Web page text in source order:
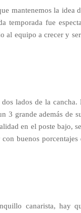
mantenemos la idea
temporada fue
al equipo a crecer y
dos lados de la cancha.
3 grande además de
en el poste bajo,
buenos porcentajes
canarista, hay